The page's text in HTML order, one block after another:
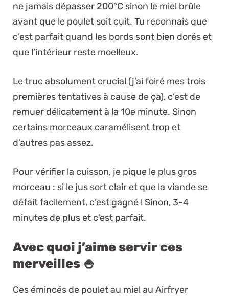
ne jamais dépasser 200°C sinon le miel brûle
avant que le poulet soit cuit. Tu reconnais que
c’est parfait quand les bords sont bien dorés et
que l’intérieur reste moelleux.
Le truc absolument crucial (j’ai foiré mes trois
premières tentatives à cause de ça), c’est de
remuer délicatement à la 10e minute. Sinon
certains morceaux caramélisent trop et
d’autres pas assez.
Pour vérifier la cuisson, je pique le plus gros
morceau : si le jus sort clair et que la viande se
défait facilement, c’est gagné ! Sinon, 3-4
minutes de plus et c’est parfait.
Avec quoi j’aime servir ces
merveilles 🍚
Ces émincés de poulet au miel au Airfryer